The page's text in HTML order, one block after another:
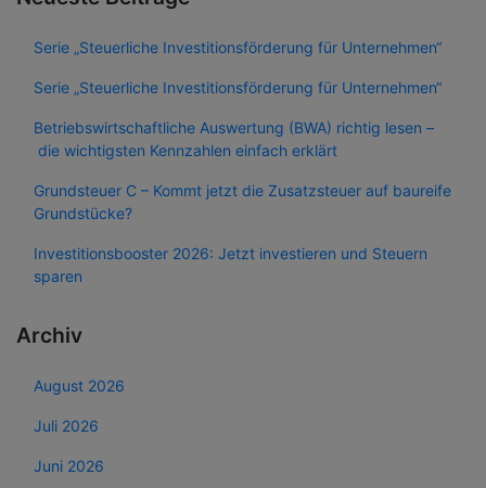
Serie „Steuerliche Investitionsförderung für Unternehmen“
Serie „Steuerliche Investitionsförderung für Unternehmen“
Betriebswirtschaftliche Auswertung (BWA) richtig lesen –
die wichtigsten Kennzahlen einfach erklärt
Grundsteuer C – Kommt jetzt die Zusatzsteuer auf baureife
Grundstücke?
Investitionsbooster 2026: Jetzt investieren und Steuern
sparen
Archiv
August 2026
Juli 2026
Juni 2026